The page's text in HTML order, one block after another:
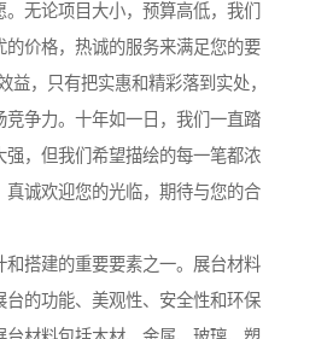
无论项目大小，预算高低，我们
的价格，热诚的服务来满足您的要
益，只有把实惠和精彩落到实处，
竞争力。十年如一日，我们一直踏
强，但我们希望描绘的每一笔都浓
真诚欢迎您的光临，期待与您的合
和搭建的重要要素之一。展台材料
台的功能、美观性、安全性和环保